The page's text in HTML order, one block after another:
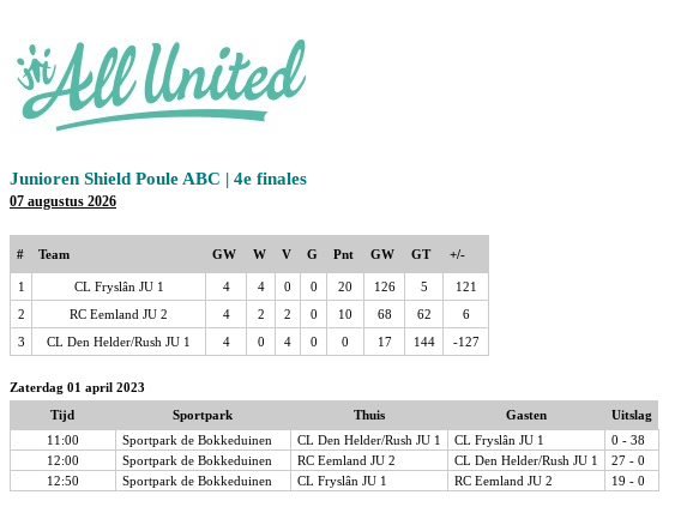
Junioren Shield Poule ABC | 4e finales
07 augustus 2026
# Team GW W V G Pnt GW GT +/-
1 CL Fryslân JU 1 4 4 0 0 20 126 5
121
2
RC Eemland JU 2 4 2 2 0 10 68 62
6
3
CL Den Helder/Rush JU 1 4 0 4 0 0 17 144 -127
Zaterdag 01 april 2023
Tijd
Sportpark Thuis Gasten
Uitslag
11:00
Sportpark de Bokkeduinen CL Den Helder/Rush JU 1 CL Fryslân JU 1
0 - 38
12:00
Sportpark de Bokkeduinen RC Eemland JU 2 CL Den Helder/Rush JU 1
27 - 0
12:50
Sportpark de Bokkeduinen CL Fryslân JU 1 RC Eemland JU 2 19 - 0